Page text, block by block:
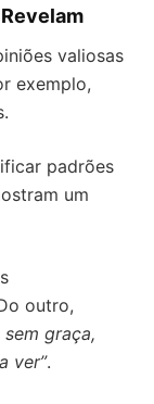
valiosas
exemplo,
padrões
um
outro,
sem graça,
ver”.